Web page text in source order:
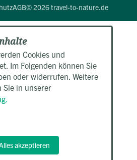
AGB© 2026 travel-to-nature.de
Cookies und
Im Folgenden können Sie
oder widerrufen. Weitere
Sie in unserer
akzeptieren